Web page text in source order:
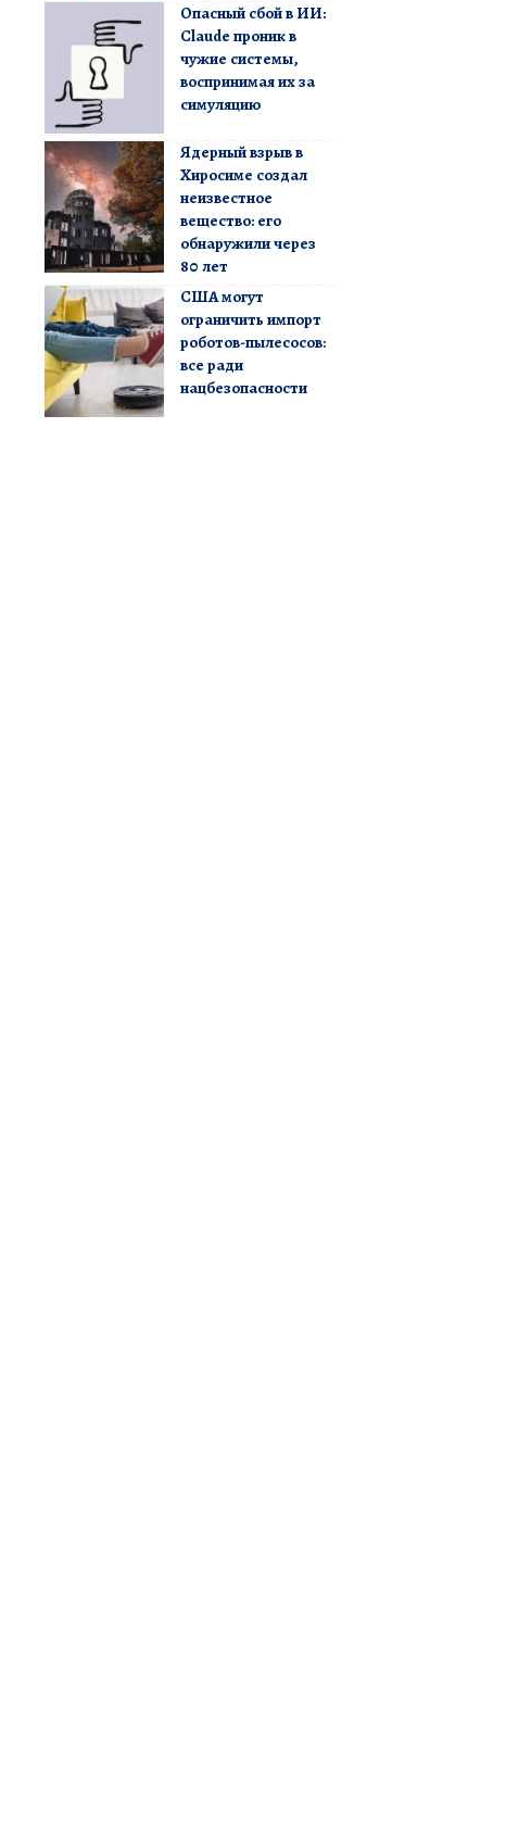
Опасный сбой в ИИ:
Claude проник в
чужие системы,
воспринимая их за
симуляцию
Ядерный взрыв в
Хиросиме создал
неизвестное
вещество: его
обнаружили через
80 лет
США могут
ограничить импорт
роботов-пылесосов:
все ради
нацбезопасности